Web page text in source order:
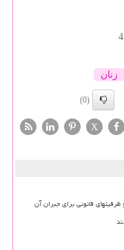
زنان
(0)
X
قانونی برای جبران آن